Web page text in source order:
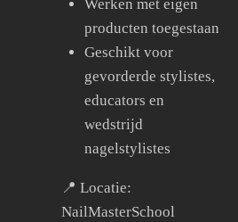
Werken met eigen
producten toegestaan
Geschikt voor
gevorderde stylistes,
educators en
wedstrijd
nagelstylistes
📍 Locatie:
NailMasterSchool